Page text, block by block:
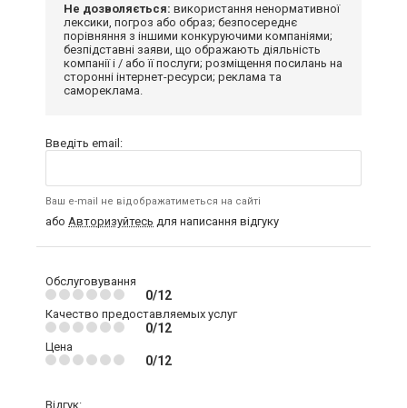
Не дозволяється: використання ненормативної
лексики, погроз або образ; безпосереднє
порівняння з іншими конкуруючими компаніями;
безпідставні заяви, що ображають діяльність
компанії і / або її послуги; розміщення посилань на
сторонні інтернет-ресурси; реклама та
самореклама.
Введіть email:
Ваш e-mail не відображатиметься на сайті
або Авторизуйтесь для написання відгуку
Обслуговування
0/12
Качество предоставляемых услуг
0/12
Цена
0/12
Відгук: